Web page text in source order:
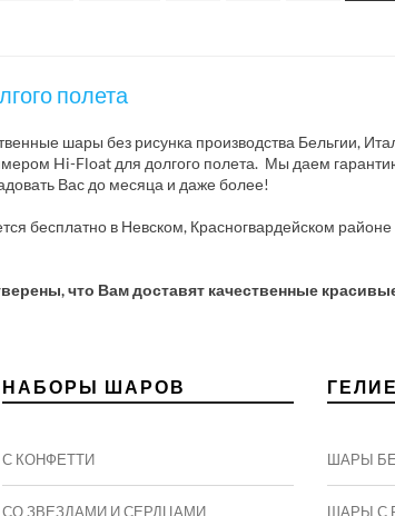
полета
шары без рисунка производства Бельгии,
Hi-Float для долгого полета. Мы даем
Вас до месяца и даже более!
бесплатно в Невском, Красногвардейском
что Вам доставят качественные
НАБОРЫ ШАРОВ
С КОНФЕТТИ
СО ЗВЕЗДАМИ И СЕРДЦАМИ
ШАРЫ
ШАРЫ С